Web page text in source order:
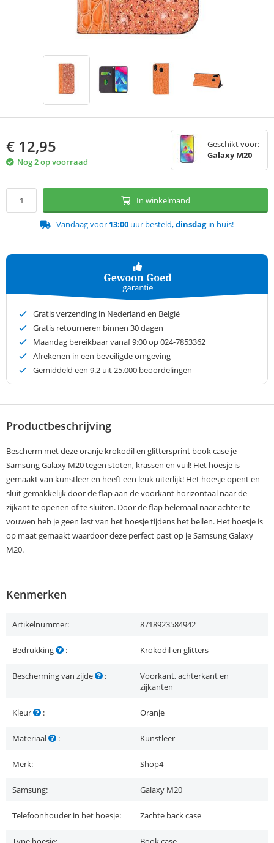
€ 12,95
Nog 2 op voorraad
Geschikt voor:
Galaxy M20
In winkelmand
Vandaag voor 13:00 uur besteld,dinsdagin huis!
Gratis verzending in Nederland en België
Gratis retourneren binnen 30 dagen
Maandag bereikbaar vanaf 9:00 op 024-7853362
Afrekenen in een beveiligde omgeving
Gemiddeld een 9.2 uit 25.000 beoordelingen
Productbeschrijving
Bescherm met deze oranje krokodil en glittersprint book case je
Samsung Galaxy M20 tegen stoten, krassen en vuil! Het hoesje is
gemaakt van kunstleer en heeft een leuk uiterlijk! Het hoesje opent en
sluit gemakkelijk door de flap aan de voorkant horizontaal naar de
zijkant te openen of te sluiten. Door de flap helemaal naar achter te
vouwen heb je geen last van het hoesje tijdens het bellen. Het hoesje is
op maat gemaakt waardoor deze perfect past op je Samsung Galaxy
M20.
Kenmerken
Artikelnummer: 8718923584942
Bedrukking : Krokodil en glitters
Bescherming van zijde :
Voorkant, achterkant en
zijkanten
Kleur : Oranje
Materiaal : Kunstleer
Merk: Shop4
Samsung: Galaxy M20
Telefoonhouder in het hoesje: Zachte back case